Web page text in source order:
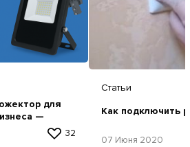
для
—
32
Статьи
Как подключить
07 Июня 2020